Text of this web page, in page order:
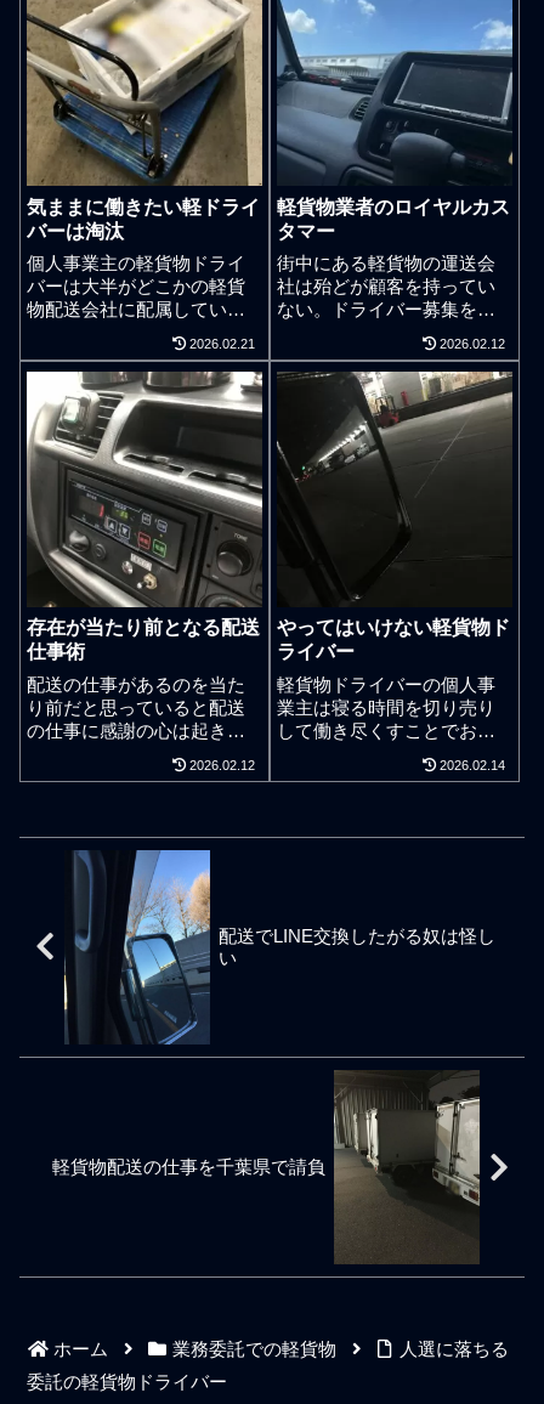
気ままに働きたい軽ドライ
バーは淘汰
個人事業主の軽貨物ドライ
バーは大半がどこかの軽貨
物配送会社に配属していて
独自の営業行為は禁止され
ているものの営業らしい営
業を必要とせず気ままに下
請け気分で仕事はできる
が、配送の仕事で働いてい
る姿勢そのものが営業行動
でもあり、働く姿勢の悪い
委託ドライバーは営業が下
手くそな個人事業主だと見
做される。軽貨物での仕事
のことではないが阪神淡路
大震災が起きた頃、関西に
ある取引先で面識ある上場
企業の役員の方と営業上の
商談をファックスでやり取
りをしていた際に「ずば
り」の値段で製品を提供し
て欲しいといった文言がフ
ァックスに書かれていたの
だが、それを数十年が経過
私は関西人がいうところの
東京の人であってビジネス
スピリッツは名古屋流でも
なく大阪流でもなく東京流
で太刀振る舞って見えてい
たのだろうか。 商売で名古
屋の人は0円から10円を稼ご
うと先を見る。 商売で大阪
の人は50円を出して100円を
稼ごうと先を見る。 商売で
の場合は海外企業との取引
2026.02.21
軽貨物業者のロイヤルカス
タマー
街中にある軽貨物の運送会
社は殆どが顧客を持ってい
ない。ドライバー募集をバ
ンバンしている軽貨物会社
なんかも仕事があるあると
騒ぎながらも蓋を開けると
大手宅配会社や大手運送会
社に依存した御用聞きの下
請けや孫請けが大半。言う
ならば大手宅配会社や大手
運送会社が顧客となってし
まっている状況。ドライバ
ーファーストなどとほざい
て無料求人サイトで委託ド
貨物会社のようにどっちを
向いて仕事をしているのか
分からない軽貨物会社が異
様に多いのも下請け体質や
孫請け体質で廃れているか
らであろう。頑張れば頑張
った分を稼げるなどと良い
感じのことばかり謳いなが
は委託ドライバーを募集し
して現場に丸投げしてドラ
パーの配達仕事や大手事務
用品の配達みたいな仕事案
件しか残ってないわけだ
が、撒き餌に群がった委託
ドライバーに関しても自分
が運ぶ荷物が増えてしまう
ととああだこうだ
2026.02.12
存在が当たり前となる配送
仕事術
配送の仕事があるのを当た
り前だと思っていると配送
の仕事に感謝の心は起きな
い。軽貨物運送業界には仕
事が豊富にあるなどと言っ
規雇用ではない下請け委託
ドライバー探しである。頑
張れば頑張った分だけ稼げ
るとか高収入とか好きな時
だけ働けるとほざく軽貨物
配送会社だがそれだけご立
派なことを言っていてもド
ライバーを正規雇用できな
い理由は脆い事業基盤だか
らである。そもそも軽貨物
違いして口走ってしまう同
はドライバー人材不足の空
を出して自社のキャパシテ
ィ以上の仕事を受注してき
2026.02.12
やってはいけない軽貨物ド
ライバー
軽貨物ドライバーの個人事
業主は寝る時間を切り売り
して働き尽くすことでお金
を多く稼ぐことができる土
俵に立てる職種である。学
ないことは多い。SNSや無
賃ピンハネが目的なだけな
ので多重下請けの仕事を丸
投げ状態で委託ドライバー
にさせつつ頑張り次第で頑
張った分だけ稼げるだとか
言いたがる。YouTube動画や
ネットの情報を自分に都合
よく解釈して軽貨物ドライ
がお金を沢山稼げるなどは
夢物語。同業者のいうこと
トレスと精神ストレスと神
2026.02.14
配送でLINE交換したがる奴は怪し
い
軽貨物配送の仕事を千葉県で請負
ホーム 業務委託での軽貨物
人選に落ちる
委託の軽貨物ドライバー